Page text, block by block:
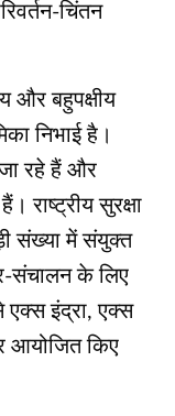
चिंतन
और बहुपक्षीय
निभाई है।
जा रहे हैं और
राष्ट्रीय सुरक्षा
संख्या में संयुक्त
संचालन के लिए
एक्स इंद्रा, एक्स
आयोजित किए